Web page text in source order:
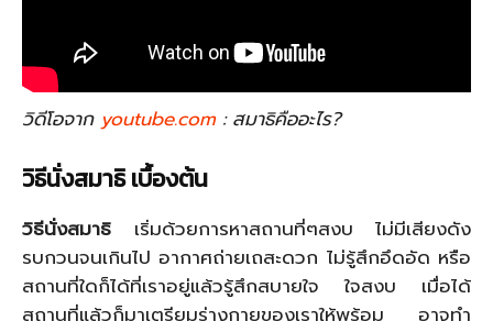
วิดีโอจาก youtube.com: สมาธิคืออะไร?
วิธีนั่งสมาธิ เบื้องต้น
วิธีนั่งสมาธิ เริ่มด้วยการหาสถานที่ๆสงบ ไม่มีเสียงดัง
รบกวนจนเกินไป อากาศถ่ายเถสะดวก ไม่รู้สึกอึดอัด หรือ
สถานที่ใดก็ได้ที่เราอยู่แล้วรู้สึกสบายใจ ใจสงบ เมื่อได้
สถานที่แล้วก็มาเตรียมร่างกายของเราให้พร้อม อาจทำ